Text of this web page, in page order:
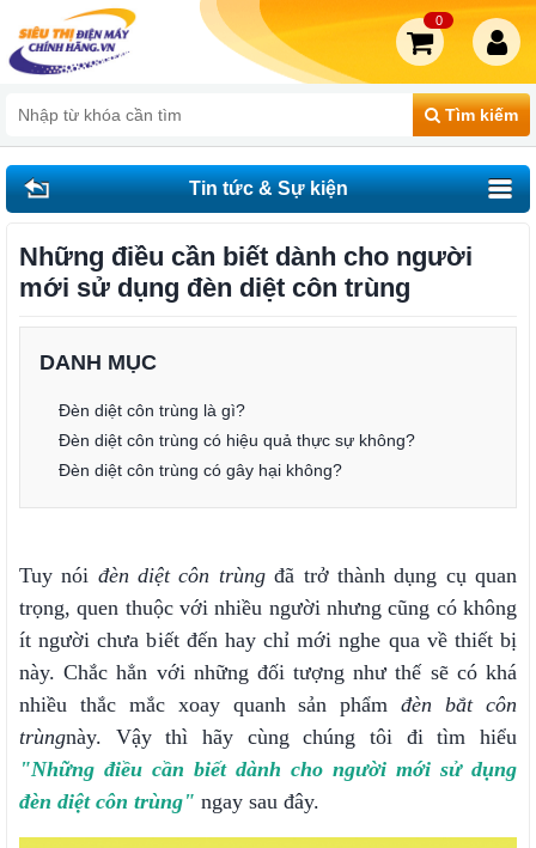
Tìm kiếm
0
Tin tức & Sự kiện
Những điều cần biết dành cho người
mới sử dụng đèn diệt côn trùng
DANH MỤC
Đèn diệt côn trùng là gì?
Đèn diệt côn trùng có hiệu quả thực sự không?
Đèn diệt côn trùng có gây hại không?
Tuy nói đèn diệt côn trùngđã trở thành dụng cụ quan
trọng, quen thuộc với nhiều người nhưng cũng có không
ít người chưa biết đến hay chỉ mới nghe qua về thiết bị
này. Chắc hẳn với những đối tượng như thế sẽ có khá
nhiều thắc mắc xoay quanh sản phẩmđèn bắt côn
trùngnày. Vậy thì hãy cùng chúng tôi đi tìm hiểu
"Những điều cần biết dành cho người mới sử dụng
đèn diệt côn trùng" ngay sau đây.